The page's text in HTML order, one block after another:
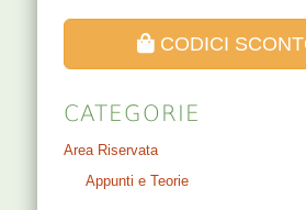
CODICI
CATEGORIE
Area Riservata
Appunti e Teorie